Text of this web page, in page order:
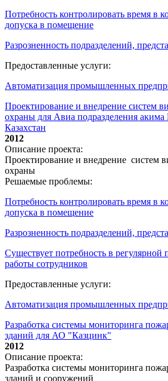
Потребность контролировать время в
допуска в помещение
Разрозненность подразделений,
Предоставленные услуги:
Автоматизация промышленных
Проектирование и внедрение систем
охраны для Авиа подразделения
Казахстан
2012
Описание проекта:
Проектирование и внедрение систем
охраны
Решаемые проблемы:
Потребность контролировать время в
допуска в помещение
Разрозненность подразделений,
Существует потребность в регулярной
работы сотрудников
Предоставленные услуги:
Автоматизация промышленных
Разработка системы мониторинга
зданий для АО "Казцинк"
2012
Описание проекта:
Разработка системы мониторинга
зданий и сооружений